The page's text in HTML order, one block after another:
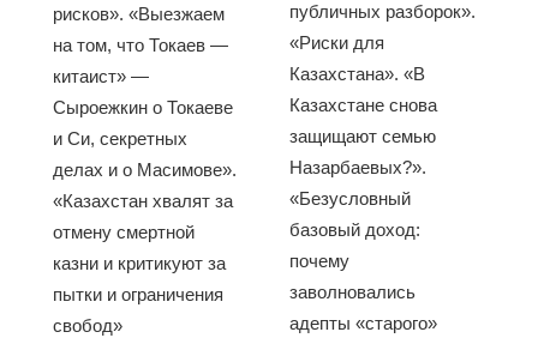
рисков». «Выезжаем
на том, что Токаев —
китаист» —
Сыроежкин о Токаеве
и Си, секретных
делах и о Масимове».
«Казахстан хвалят за
отмену смертной
казни и критикуют за
пытки и ограничения
свобод»
публичных разборок».
«Риски для
Казахстана». «В
Казахстане снова
защищают семью
Назарбаевых?».
«Безусловный
базовый доход:
почему
заволновались
адепты «старого»